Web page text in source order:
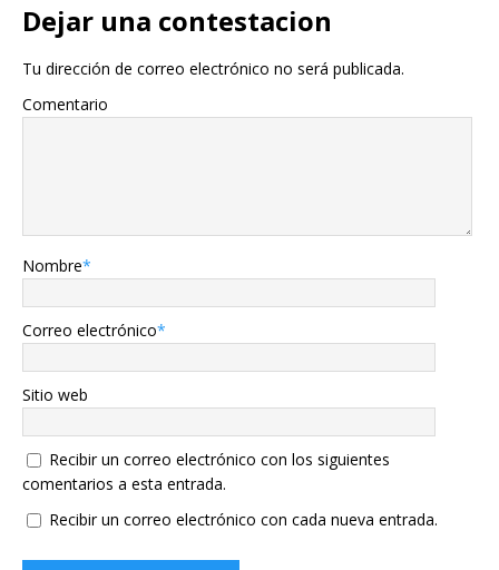
Dejar una contestacion
Tu dirección de correo electrónico no será publicada.
Comentario
Nombre*
Correo electrónico*
Sitio web
Recibir un correo electrónico con los siguientes
comentarios a esta entrada.
Recibir un correo electrónico con cada nueva entrada.